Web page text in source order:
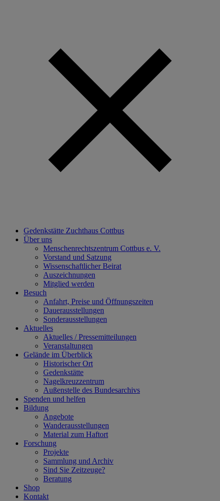
Gedenkstätte Zuchthaus Cottbus
Über uns
Menschenrechtszentrum Cottbus e. V.
Vorstand und Satzung
Wissenschaftlicher Beirat
Auszeichnungen
Mitglied werden
Besuch
Anfahrt, Preise und Öffnungszeiten
Dauerausstellungen
Sonderausstellungen
Aktuelles
Aktuelles / Pressemitteilungen
Veranstaltungen
Gelände im Überblick
Historischer Ort
Gedenkstätte
Nagelkreuzzentrum
Außenstelle des Bundesarchivs
Spenden und helfen
Bildung
Angebote
Wanderausstellungen
Material zum Haftort
Forschung
Projekte
Sammlung und Archiv
Sind Sie Zeitzeuge?
Beratung
Shop
Kontakt